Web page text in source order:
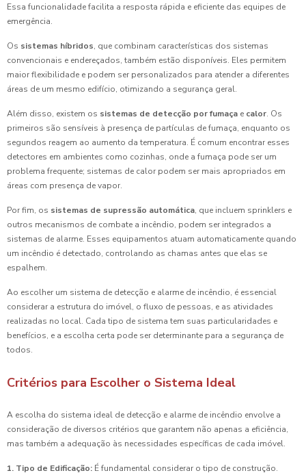
Essa funcionalidade facilita a resposta rápida e eficiente das equipes de
emergência.
Os sistemas híbridos, que combinam características dos sistemas
convencionais e endereçados, também estão disponíveis. Eles permitem
maior flexibilidade e podem ser personalizados para atender a diferentes
áreas de um mesmo edifício, otimizando a segurança geral.
Além disso, existem os sistemas de detecção por fumaça e calor. Os
primeiros são sensíveis à presença de partículas de fumaça, enquanto os
segundos reagem ao aumento da temperatura. É comum encontrar esses
detectores em ambientes como cozinhas, onde a fumaça pode ser um
problema frequente; sistemas de calor podem ser mais apropriados em
áreas com presença de vapor.
Por fim, os sistemas de supressão automática, que incluem sprinklers e
outros mecanismos de combate a incêndio, podem ser integrados a
sistemas de alarme. Esses equipamentos atuam automaticamente quando
um incêndio é detectado, controlando as chamas antes que elas se
espalhem.
Ao escolher um sistema de detecção e alarme de incêndio, é essencial
considerar a estrutura do imóvel, o fluxo de pessoas, e as atividades
realizadas no local. Cada tipo de sistema tem suas particularidades e
benefícios, e a escolha certa pode ser determinante para a segurança de
todos.
Critérios para Escolher o Sistema Ideal
A escolha do sistema ideal de detecção e alarme de incêndio envolve a
consideração de diversos critérios que garantem não apenas a eficiência,
mas também a adequação às necessidades específicas de cada imóvel.
1. Tipo de Edificação: É fundamental considerar o tipo de construção.